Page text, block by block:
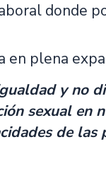
donde
en plena
y no
sexual en
de